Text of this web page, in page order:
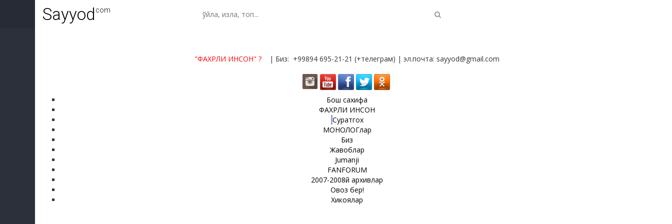
Sayyod.com
"ФАХРЛИ ИНСОН"? | Биз: +99894 695-21-21 (+телеграм) | эл.почта: sayyod@gmail.com
Бош сахифа
ФАХРЛИ ИНСОН
Суратгох
МОНОЛОГлар
Биз
Жавоблар
Jumanji
FANFORUM
2007-2008й архивлар
Овоз бер!
Хикоялар